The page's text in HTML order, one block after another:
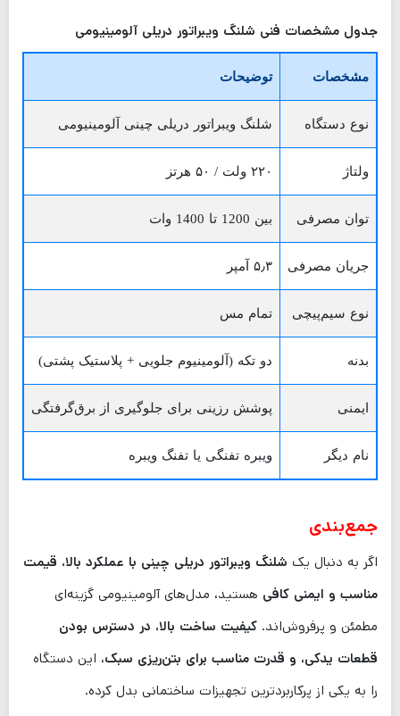
جدول مشخصات فنی شلنگ ویبراتور دریلی آلومینیومی
مشخصات توضیحات
نوع دستگاه شلنگ ویبراتور دریلی چینی آلومینیومی
ولتاژ ۲۲۰ ولت / ۵۰ هرتز
توان مصرفی بین 1200 تا 1400 وات
جریان مصرفی ۵٫۳ آمپر
نوع سیم‌پیچی تمام مس
بدنه دو تکه (آلومینیوم جلویی + پلاستیک پشتی)
ایمنی پوشش رزینی برای جلوگیری از برق‌گرفتگی
نام دیگر ویبره تفنگی یا تفنگ ویبره
جمع‌بندی
اگر به دنبال یک شلنگ ویبراتور دریلی چینی با عملکرد بالا، قیمت
مناسب و ایمنی کافی هستید، مدل‌های آلومینیومی گزینه‌ای
مطمئن و پرفروش‌اند. کیفیت ساخت بالا، در دسترس بودن
قطعات یدکی، و قدرت مناسب برای بتن‌ریزی سبک، این دستگاه
را به یکی از پرکاربردترین تجهیزات ساختمانی بدل کرده.